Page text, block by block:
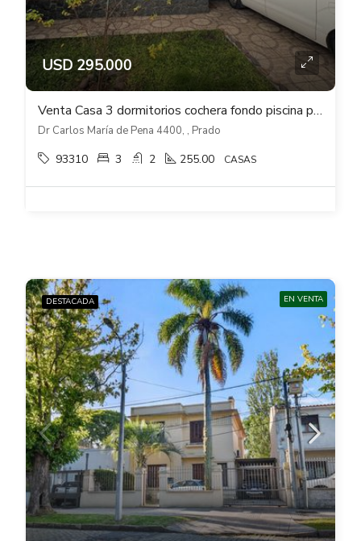
USD 295.000
Venta Casa 3 dormitorios cochera fondo piscina parrillero en Carlos M de Pena
Dr Carlos María de Pena 4400, , Prado
93310 3 2 255.00 CASAS
DESTACADA EN VENTA